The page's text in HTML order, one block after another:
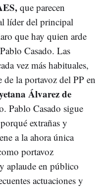
que parecen
líder del principal
que hay quien arde
Casado. Las
vez más habituales,
de la portavoz del PP en
Álvarez de
Pablo Casado sigue
extrañas y
a la ahora única
portavoz
aplaude en público
actuaciones y